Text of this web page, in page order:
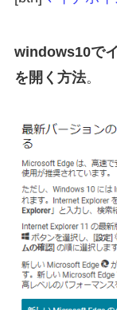
windows10で
を開く方法。